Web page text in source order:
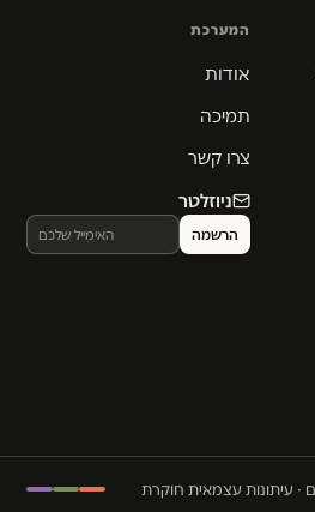
המערכת
אודות
תמיכה
צרו קשר
ניוזלטר